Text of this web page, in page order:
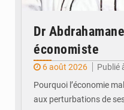
Dr
économiste
6 août 2026
Publié
Pourquoi l’économie
aux perturbations de